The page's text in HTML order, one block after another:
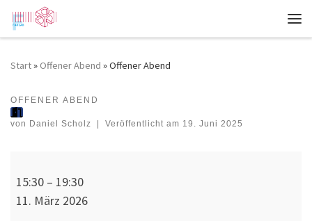
Zum Inhalt springen
Start» Offener Abend »Offener Abend
OFFENER ABEND
von Daniel Scholz Veröffentlicht am 19. Juni 2025
15:30 – 19:30
11. März 2026